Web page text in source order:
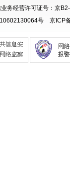
务经营许可证号：京
号
京ICP